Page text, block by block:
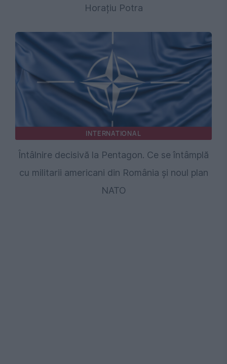
Horațiu Potra
INTERNATIONAL
Întâlnire decisivă la Pentagon. Ce se întâmplă
cu militarii americani din România și noul plan
NATO